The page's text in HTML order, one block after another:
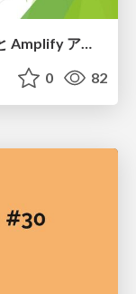
Amazon Q Developer CLI でゲームと Amplify アプリを作ってみた #ゆるWeb札幌
0 82